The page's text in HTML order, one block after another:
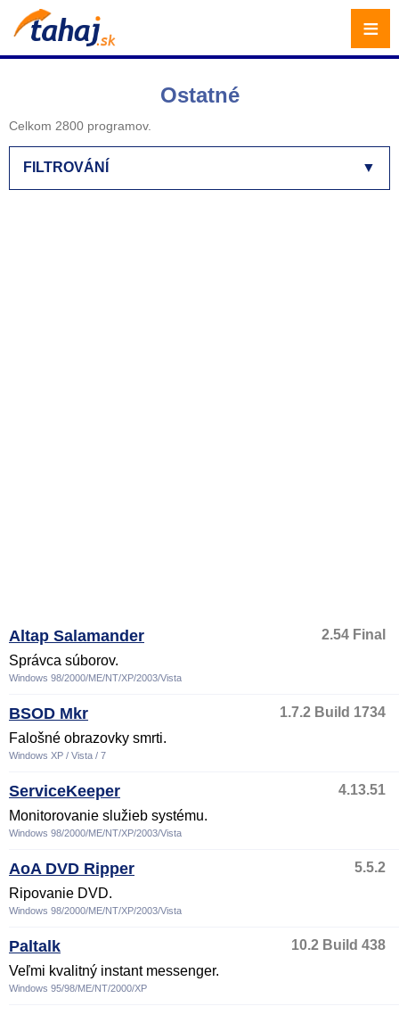
Ostatné
Celkom 2800 programov.
▼
FILTROVÁNÍ
Altap Salamander
2.54 Final
Správca súborov.
Windows 98/2000/ME/NT/XP/2003/Vista
BSOD Mkr
1.7.2 Build 1734
Falošné obrazovky smrti.
Windows XP / Vista / 7
ServiceKeeper
4.13.51
Monitorovanie služieb systému.
Windows 98/2000/ME/NT/XP/2003/Vista
AoA DVD Ripper
5.5.2
Ripovanie DVD.
Windows 98/2000/ME/NT/XP/2003/Vista
Paltalk
10.2 Build 438
Veľmi kvalitný instant messenger.
Windows 95/98/ME/NT/2000/XP
≡